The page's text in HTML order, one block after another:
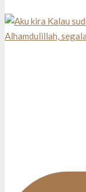
Alhamdulillah,